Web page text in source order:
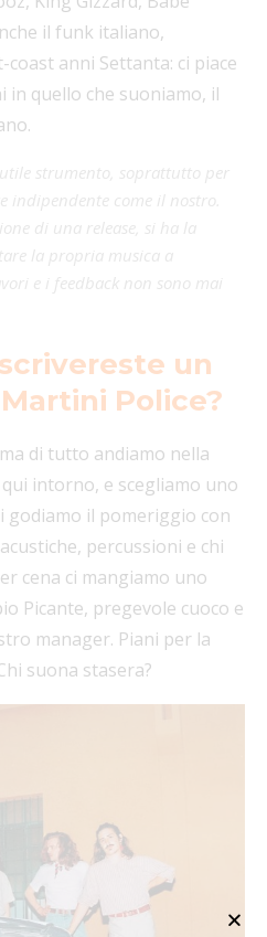
il funk italiano,
coast anni Settanta: ci piace
quello che suoniamo, il
strumento, soprattutto per
indipendente come il nostro.
di una release, si ha la
la propria musica a
e i feedback non sono mai
un
Police?
di tutto andiamo nella
intorno, e scegliamo uno
godiamo il pomeriggio con
percussioni e chi
cena ci mangiamo uno
Picante, pregevole cuoco e
manager. Piani per la
suona stasera?